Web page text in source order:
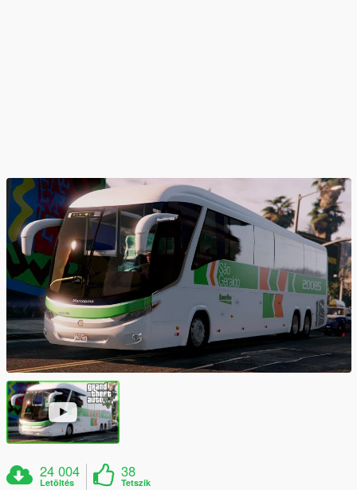
24 004
Letöltés
38
Tetszik